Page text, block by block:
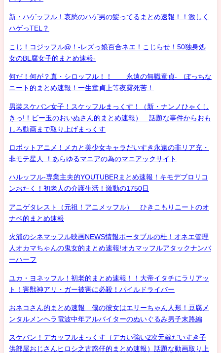
新・ハゲッフル！哀愁のハゲ男の髪ってるまとめ速報！！激しく
ハゲっTEL？
こじ！コジッフル@！-レズっ娘百合ネエ！こじらせ！50独身処
女のBL腐女子的まとめ速報-
何だ！何が？真・シロッフル！！ 永遠の無職童貞- ぼっちな
ニート的まとめ速報！一生童貞上等夜露死苦！
男装スケバン女子！スケッフルまっくす！（新・ナンノひゃくし
きっ!！ビー玉のおいぬさん的まとめ速報） 話題な事件からおも
しろ動画まで取り上げまっくす
ロボットアニメ！メカと美少女キャラだいすき永遠の非リア充・
非モテ星人 ！あらゆるマニアの為のマニアックサイト
ハルッフル-専業主夫的YOUTUBERまとめ速報！キモデブロリコ
ンおたく！初老人の介護生活！激動の1750日
アニゲタレスト（元祖！アニメッフル） ひきこもりニートのオ
ナベ的まとめ速報
火浦のシネマッフル映画NEWS情報ポータブルの杜！オネエ管理
人オカマちゃんの鬼女的まとめ速報!オカマッフルアタックナンバ
ーハーフ
ユカ・ヨネッフル！初老的まとめ速報！！大帝イタチにラリアッ
ト！害獣神アリ・ガー被害に必殺！パイルドライバー
おネコさん的まとめ速報 僕の彼女はエリーちゃん人形！豆腐メ
ンタルメンヘラ電波中年アルバイターのぬいぐるみ男子末路編
スケバン！デカッフルまっくす（デカい強い2次元嫁だいすき子
供部屋おじさんヒロシ之古惑仔的まとめ速報）話題な動画取り上